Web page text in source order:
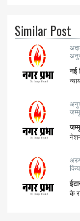
Similar Post
नई
जम्मू
के